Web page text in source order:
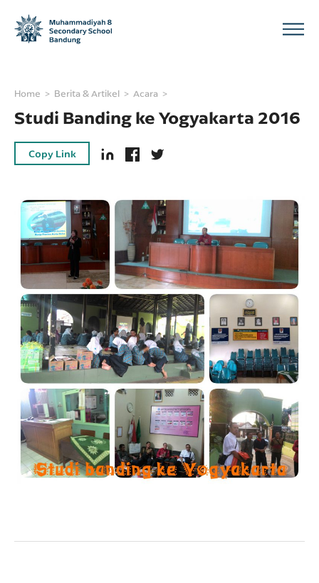
Home Berita & Artikel Acara
Studi Banding ke Yogyakarta 2016
Copy Link